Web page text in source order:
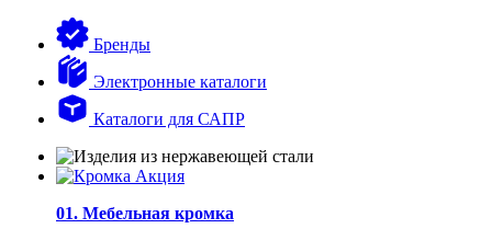
Бренды
Электронные каталоги
Каталоги для САПР
01. Мебельная кромка